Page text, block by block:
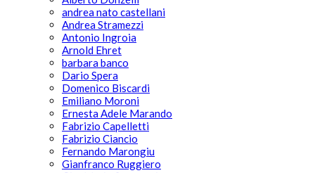
andrea nato castellani
Andrea Stramezzi
Antonio Ingroia
Arnold Ehret
barbara banco
Dario Spera
Domenico Biscardi
Emiliano Moroni
Ernesta Adele Marando
Fabrizio Capelletti
Fabrizio Ciancio
Fernando Marongiu
Gianfranco Ruggiero